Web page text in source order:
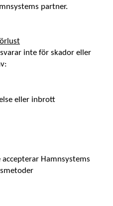
partner.
inte för skador eller
eller inbrott
accepterar Hamnsystems